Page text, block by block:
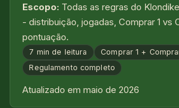
Escopo: Todas as regras do
- distribuição, jogadas, Comprar 1 vs
pontuação.
7 min de leitura
Comprar 1 +
Regulamento completo
Atualizado em maio de 2026